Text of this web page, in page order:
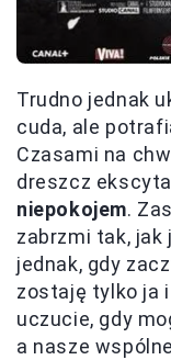
Trudno jednak
cuda, ale
Czasami na
dreszcz
niepokojem.
zabrzmi tak, jak
jednak, gdy
zostaję tylko ja
uczucie, gdy
a nasze